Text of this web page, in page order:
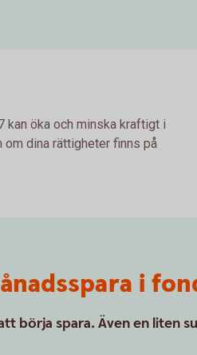
kan öka och minska kraftigt i
dina rättigheter finns på
i
börja spara. Även en liten